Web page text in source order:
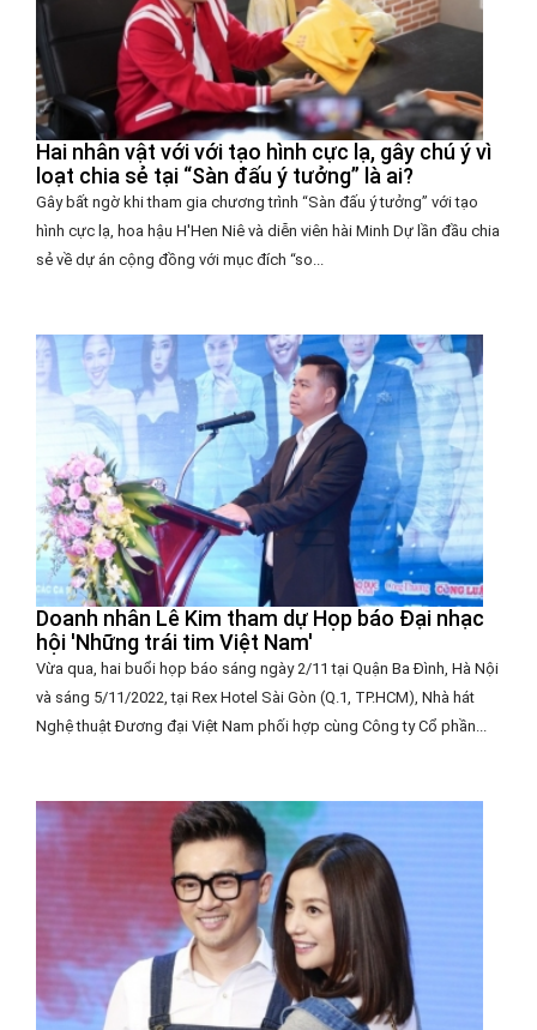
Hai nhân vật với với tạo hình cực lạ, gây chú ý vì
loạt chia sẻ tại “Sàn đấu ý tưởng” là ai?
Gây bất ngờ khi tham gia chương trình “Sàn đấu ý tưởng” với tạo
hình cực lạ, hoa hậu H'Hen Niê và diễn viên hài Minh Dự lần đầu chia
sẻ về dự án cộng đồng với mục đích “so...
Doanh nhân Lê Kim tham dự Họp báo Đại nhạc
hội 'Những trái tim Việt Nam'
Vừa qua, hai buổi họp báo sáng ngày 2/11 tại Quận Ba Đình, Hà Nội
và sáng 5/11/2022, tại Rex Hotel Sài Gòn (Q.1, TP.HCM), Nhà hát
Nghệ thuật Đương đại Việt Nam phối hợp cùng Công ty Cổ phần...